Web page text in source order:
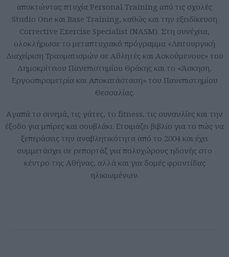
αποκτώντας πτυχία Personal Training από τις σχολές
Studio One και Base Training, καθώς και την εξειδίκευση
Corrective Exercise Specialist (NASM). Στη συνέχεια,
ολοκλήρωσε το μεταπτυχιακό πρόγραμμα «Λειτουργική
Διαχείριση Τραυματισμών σε Αθλητές και Ασκούμενους» του
Δημοκρίτειου Πανεπιστημίου Θράκης και το «Άσκηση,
Εργοσπιρομετρία και Αποκατάσταση» του Πανεπιστημίου
Θεσσαλίας.
Aγαπά το σινεμά, τις γάτες, το fitness, τις συναυλίες και την
έξοδο για μπίρες και σουβλάκι. Ετοιμάζει βιβλίο για το πώς να
ξεπεράσεις την αναβλητικότητα από το 2004 και έχει
συμμετάσχει σε ρεπορτάζ για πολυχώρους ηδονής στο
κέντρο της Αθήνας, αλλά και για δομές φροντίδας
ηλικιωμένων.